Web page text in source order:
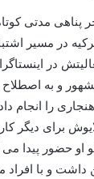
مدتی کوتاه
در مسیر
در
و به
را انجام
برای دیگر
او حضور پیدا می
و با افراد